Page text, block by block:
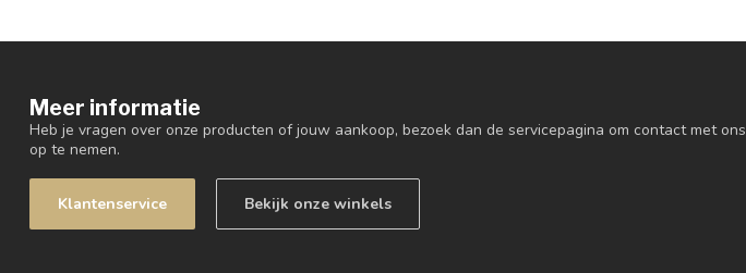
Meer informatie
Heb je vragen over onze producten of jouw aankoop, bezoek dan de servicepagina om contact met ons
op te nemen.
Klantenservice Bekijk onze winkels